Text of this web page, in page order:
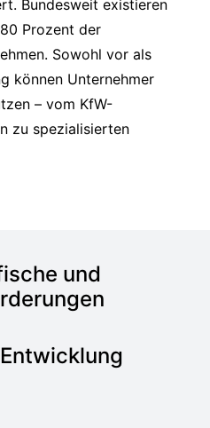
Bundesweit existieren
Prozent der
Sowohl vor als
können Unternehmer
– vom KfW-
zu spezialisierten
und